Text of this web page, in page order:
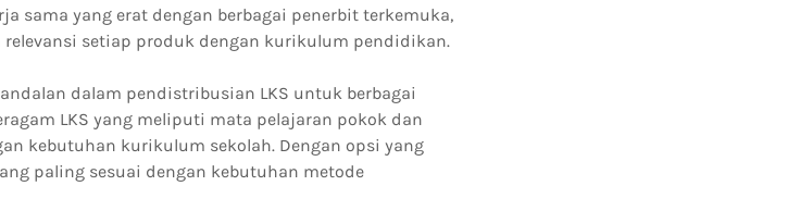
sama yang erat dengan berbagai penerbit terkemuka,
setiap produk dengan kurikulum pendidikan.
dalam pendistribusian LKS untuk berbagai
LKS yang meliputi mata pelajaran pokok dan
kebutuhan kurikulum sekolah. Dengan opsi yang
paling sesuai dengan kebutuhan metode